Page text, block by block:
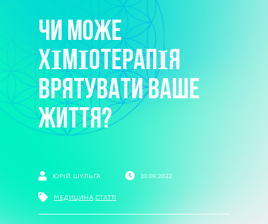
ЧИ МОЖЕ
ХІМІОТЕРАПІЯ
ВРЯТУВАТИ ВАШЕ
ЖИТТЯ?
ЮРІЙ ШУЛЬГА 10.09.2022
МЕДИЦИНА СТАТТІ